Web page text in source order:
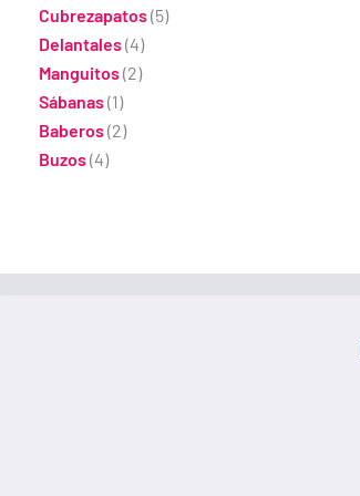
Cubrezapatos(5)
Delantales(4)
Manguitos(2)
Sábanas(1)
Baberos(2)
Buzos(4)